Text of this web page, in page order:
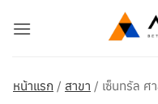
หน้าแรก / สาขา / เซ็นทรัล ศ